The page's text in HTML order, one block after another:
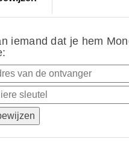
iemand dat je hem